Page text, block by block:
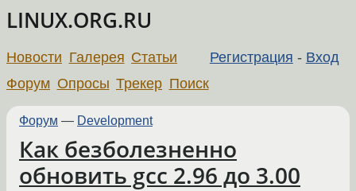
LINUX.ORG.RU
Регистрация - Вход
Новости Галерея Статьи
Форум Опросы Трекер Поиск
Форум — Development
Как безболезненно
обновить gcc 2.96 до 3.00